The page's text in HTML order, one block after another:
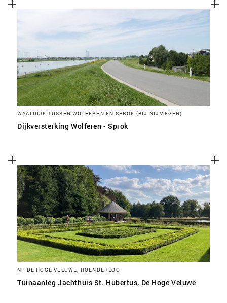
WAALDIJK TUSSEN WOLFEREN EN SPROK (BIJ NIJMEGEN)
Dijkversterking Wolferen - Sprok
NP DE HOGE VELUWE, HOENDERLOO
Tuinaanleg Jachthuis St. Hubertus, De Hoge Veluwe